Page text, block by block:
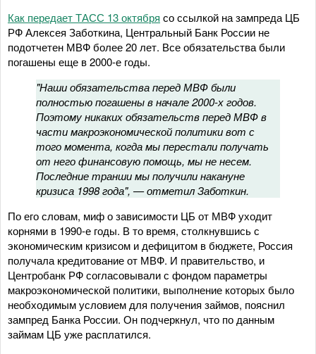
Как передает ТАСС 13 октября со ссылкой на зампреда ЦБ
РФ Алексея Заботкина, Центральный Банк России не
подотчетен МВФ более 20 лет. Все обязательства были
погашены еще в 2000-е годы.
"Наши обязательства перед МВФ были
полностью погашены в начале 2000-х годов.
Поэтому никаких обязательств перед МВФ в
части макроэкономической политики вот с
того момента, когда мы перестали получать
от него финансовую помощь, мы не несем.
Последние транши мы получили накануне
кризиса 1998 года", — отметил Заботкин.
По его словам, миф о зависимости ЦБ от МВФ уходит
корнями в 1990-е годы. В то время, столкнувшись с
экономическим кризисом и дефицитом в бюджете, Россия
получала кредитование от МВФ. И правительство, и
Центробанк РФ согласовывали с фондом параметры
макроэкономической политики, выполнение которых было
необходимым условием для получения займов, пояснил
зампред Банка России. Он подчеркнул, что по данным
займам ЦБ уже расплатился.